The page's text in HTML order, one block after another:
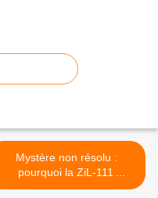
Mystère non résolu :
pourquoi la ZiL-111
ressemble-t-elle tant à la